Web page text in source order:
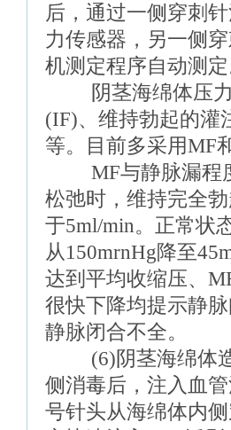
后，通过一侧穿刺
力传感器，另一侧
机测定程序自动测定
阴茎海绵体压力
(IF)、维持勃起的灌
等。目前多采用MF
MF与静脉漏程度
松弛时，维持完全
于5ml/min。正常状
从150mrnHg降至
达到平均收缩压、
很快下降均提示静
静脉闭合不全。
(6)阴茎海绵体造
侧消毒后，注入血
号针头从海绵体内